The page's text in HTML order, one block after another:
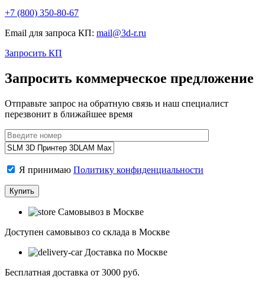
+7 (800) 350-80-67
Email для запроса КП: mail@3d-r.ru
Запросить КП
Запросить коммерческое предложение
Отправьте запрос на обратную связь и наш специалист
перезвонит в ближайшее время
Я принимаю Политику конфиденциальности
Самовывоз в Москве
Доступен самовывоз со склада в Москве
Доставка по Москве
Бесплатная доставка от 3000 руб.